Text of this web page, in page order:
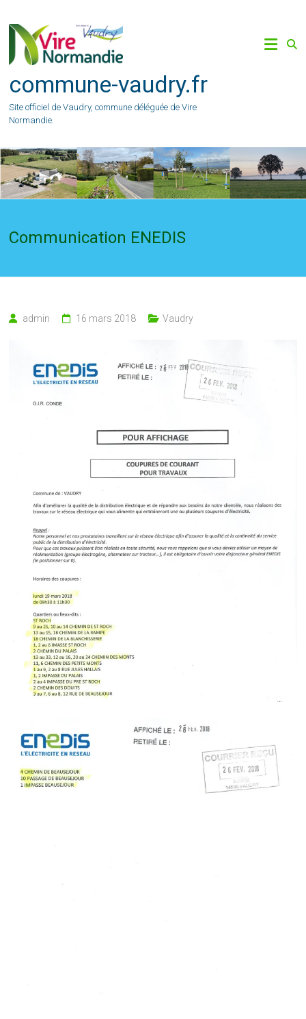
content
commune-vaudry.fr
Site officiel de Vaudry, commune déléguée de Vire
Normandie.
Communication ENEDIS
admin 16 mars 2018 Vaudry